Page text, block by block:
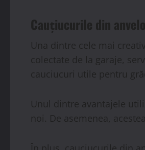
Cauțiucurile din
Una dintre cele mai
colectate de la garaje,
cauciucuri utile pentru
Unul dintre avantajele
noi. De asemenea,